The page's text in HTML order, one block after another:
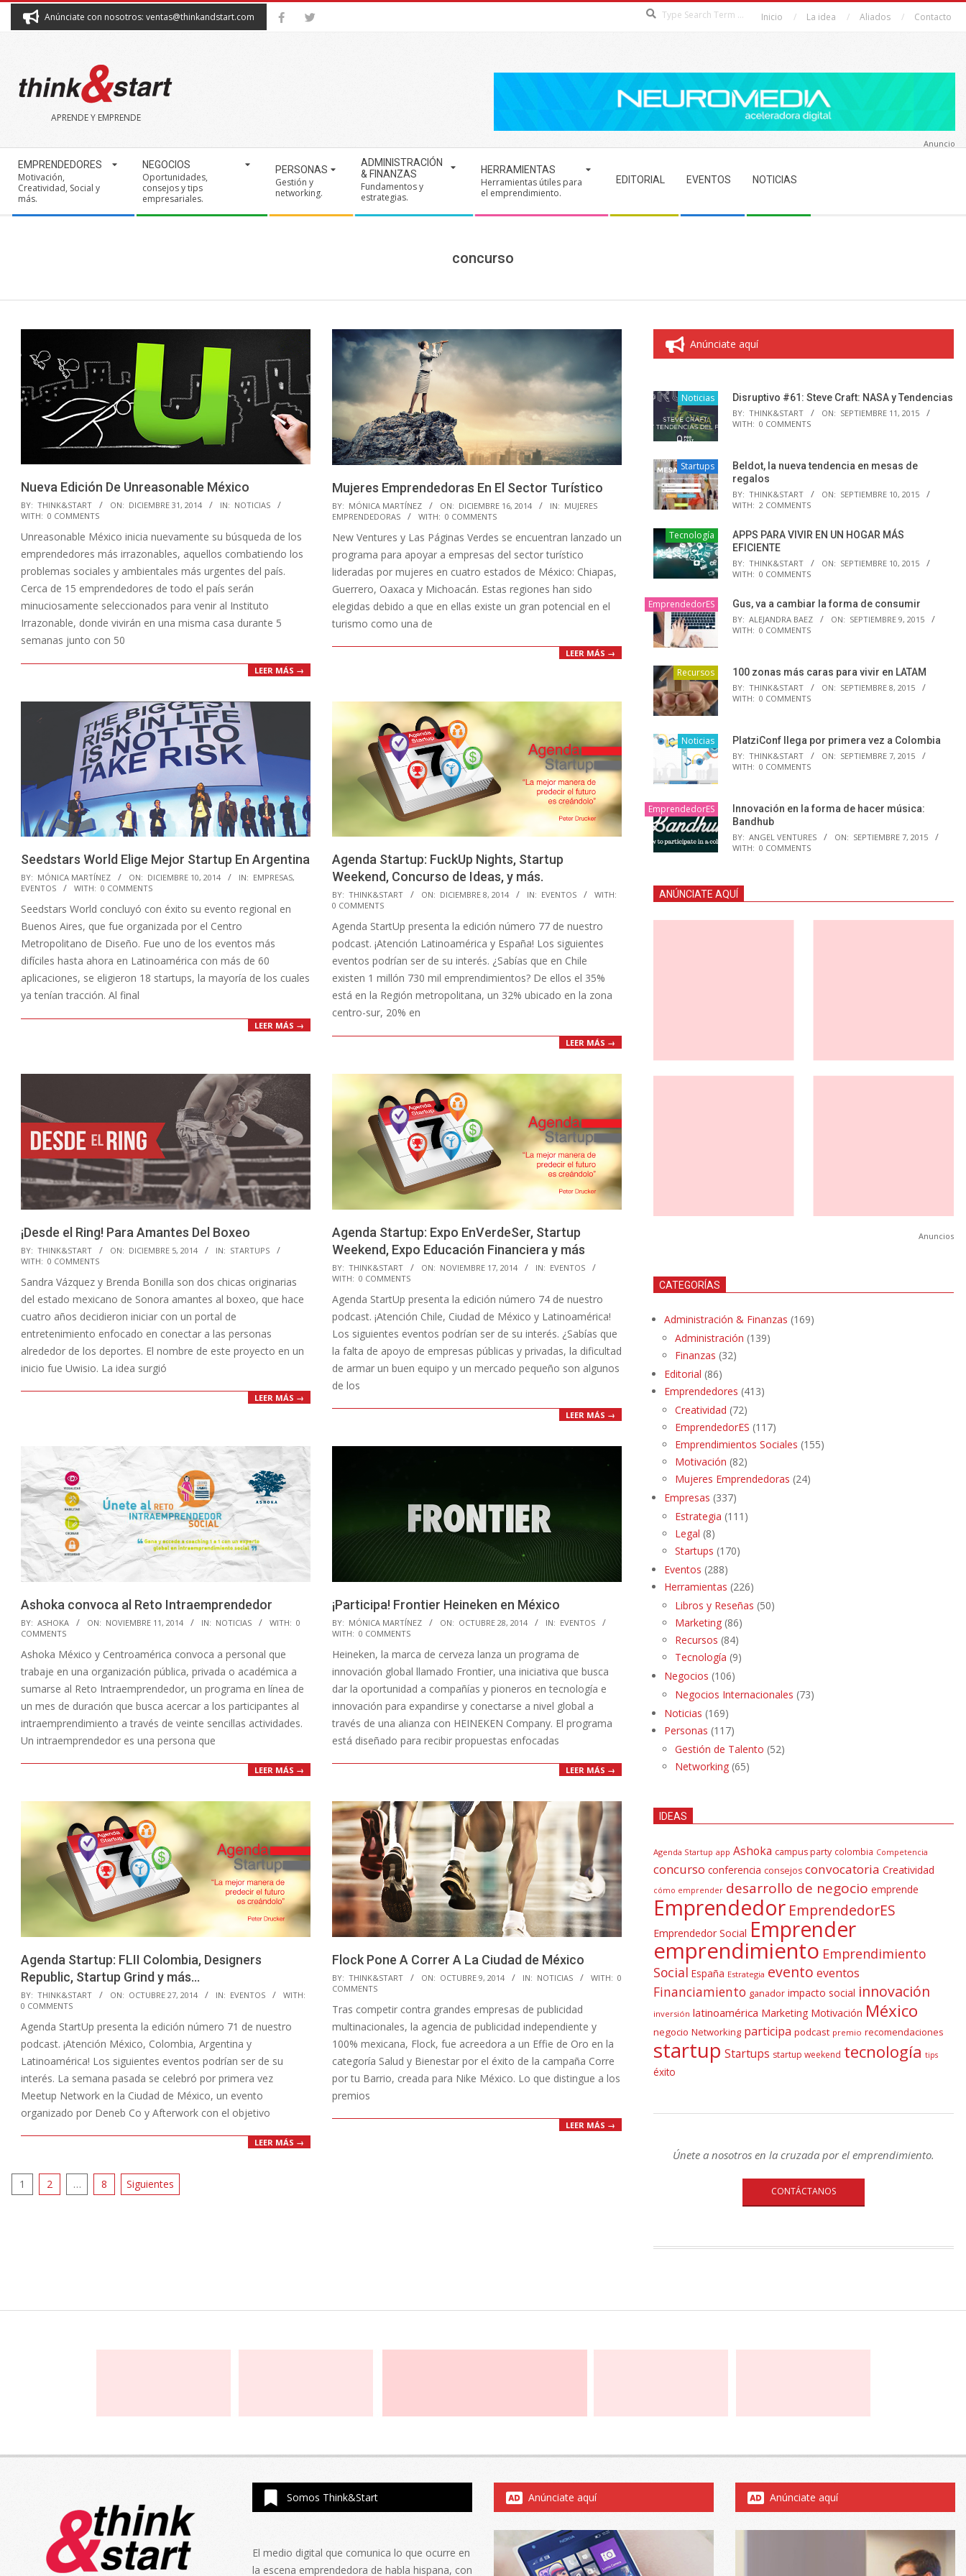
Anúnciate con nosotros: ventas@thinkandstart.com Inicio La idea Aliados Contacto
THINK&START
APRENDE Y EMPRENDE
Navigation
Menu
EMPRENDEDORES
Motivación,
Creatividad, Social y
más.
NEGOCIOS
Oportunidades,
consejos y tips
empresariales.
PERSONAS
Gestión y
networking.
ADMINISTRACIÓN
& FINANZAS
Fundamentos y
estrategias.
HERRAMIENTAS
Herramientas útiles para
el emprendimiento.
EDITORIAL EVENTOS NOTICIAS
Anuncio
concurso
Nueva Edición De Unreasonable México
2014-
12-
31
BY: THINK&START ON: DICIEMBRE 31, 2014 IN: NOTICIAS
WITH: 0 COMMENTS
Unreasonable México inicia nuevamente su búsqueda de los
emprendedores más irrazonables, aquellos combatiendo los
problemas sociales y ambientales más urgentes del país.
Cerca de 15 emprendedores de todo el país serán
minuciosamente seleccionados para venir al Instituto
Irrazonable, donde vivirán en una misma casa durante 5
semanas junto con 50
LEER MÁS →
Mujeres Emprendedoras En El Sector Turístico
2014-
12-
16
BY: MÓNICA MARTÍNEZ ON: DICIEMBRE 16, 2014 IN: MUJERES
EMPRENDEDORAS
WITH: 0 COMMENTS
New Ventures y Las Páginas Verdes se encuentran lanzado un
programa para apoyar a empresas del sector turístico
lideradas por mujeres en cuatro estados de México: Chiapas,
Guerrero, Oaxaca y Michoacán. Estas regiones han sido
elegidas debido a que en ellas existe un gran potencial en el
turismo como una de
LEER MÁS →
Seedstars World Elige Mejor Startup En Argentina
2014-
12-
10
BY: MÓNICA MARTÍNEZ ON: DICIEMBRE 10, 2014 IN: EMPRESAS,
EVENTOS
WITH: 0 COMMENTS
Seedstars World concluyó con éxito su evento regional en
Buenos Aires, que fue organizada por el Centro
Metropolitano de Diseño. Fue uno de los eventos más
difíciles hasta ahora en Latinoamérica con más de 60
aplicaciones, se eligieron 18 startups, la mayoría de los cuales
ya tenían tracción. Al final
LEER MÁS →
Agenda Startup: FuckUp Nights, Startup
Weekend, Concurso de Ideas, y más.
2014-
12-
08
BY: THINK&START ON: DICIEMBRE 8, 2014 IN: EVENTOS
WITH:
0 COMMENTS
Agenda StartUp presenta la edición número 77 de nuestro
podcast. ¡Atención Latinoamérica y España! Los siguientes
eventos podrían ser de su interés. ¿Sabías que en Chile
existen 1 millón 730 mil emprendimientos? De ellos el 35%
está en la Región metropolitana, un 32% ubicado en la zona
centro-sur, 20% en
LEER MÁS →
¡Desde el Ring! Para Amantes Del Boxeo
2014-
12-
05
BY: THINK&START ON: DICIEMBRE 5, 2014 IN: STARTUPS
WITH: 0 COMMENTS
Sandra Vázquez y Brenda Bonilla son dos chicas originarias
del estado mexicano de Sonora amantes al boxeo, que hace
cuatro años decidieron iniciar con un portal de
entretenimiento enfocado en conectar a las personas
alrededor de los deportes. El nombre de este proyecto en un
inicio fue Uwisio. La idea surgió
LEER MÁS →
Agenda Startup: Expo EnVerdeSer, Startup
Weekend, Expo Educación Financiera y más
2014-
11-
17
BY: THINK&START ON: NOVIEMBRE 17, 2014 IN: EVENTOS
WITH: 0 COMMENTS
Agenda StartUp presenta la edición número 74 de nuestro
podcast. ¡Atención Chile, Ciudad de México y Latinoamérica!
Los siguientes eventos podrían ser de su interés. ¿Sabías que
la falta de apoyo de empresas públicas y privadas, la dificultad
de armar un buen equipo y un mercado pequeño son algunos
de los
LEER MÁS →
Ashoka convoca al Reto Intraemprendedor
2014-
11-
11
BY: ASHOKA ON: NOVIEMBRE 11, 2014 IN: NOTICIAS WITH: 0
COMMENTS
Ashoka México y Centroamérica convoca a personal que
trabaje en una organización pública, privada o académica a
sumarse al Reto Intraemprendedor, un programa en línea de
un mes de duración que busca acercar a los participantes al
intraemprendimiento a través de veinte sencillas actividades.
Un intraemprendedor es una persona que
LEER MÁS →
¡Participa! Frontier Heineken en México
2014-
10-
28
BY: MÓNICA MARTÍNEZ ON: OCTUBRE 28, 2014 IN: EVENTOS
WITH: 0 COMMENTS
Heineken, la marca de cerveza lanza un programa de
innovación global llamado Frontier, una iniciativa que busca
dar la oportunidad a compañías y pioneros en tecnología e
innovación para expandirse y conectarse a nivel global a
través de una alianza con HEINEKEN Company. El programa
está diseñado para recibir propuestas enfocadas
LEER MÁS →
Agenda Startup: FLII Colombia, Designers
Republic, Startup Grind y más…
2014-
10-
27
BY: THINK&START ON: OCTUBRE 27, 2014 IN: EVENTOS
WITH:
0 COMMENTS
Agenda StartUp presenta la edición número 71 de nuestro
podcast. ¡Atención México, Colombia, Argentina y
Latinoamérica! Los siguientes eventos podrían ser de su
interés. La semana pasada se celebró por primera vez
Meetup Network en la Ciudad de México, un evento
organizado por Deneb Co y Afterwork con el objetivo
LEER MÁS →
Flock Pone A Correr A La Ciudad de México
2014-
10-
09
BY: THINK&START ON: OCTUBRE 9, 2014 IN: NOTICIAS WITH: 0
COMMENTS
Tras competir contra grandes empresas de publicidad
multinacionales, la agencia de publicidad independiente y
100% mexicana, Flock, fue acreedora a un Effie de Oro en la
categoría Salud y Bienestar por el éxito de la campaña Corre
por tu Barrio, creada para Nike México. Lo que distingue a los
premios
LEER MÁS →
Paginación
1 2 … 8 Siguientes
Anúnciate aquí
Noticias Disruptivo #61: Steve Craft: NASA y Tendencias
BY: THINK&START ON: SEPTIEMBRE 11, 2015
WITH: 0 COMMENTS
Startups
Beldot, la nueva tendencia en mesas de
regalos
BY: THINK&START ON: SEPTIEMBRE 10, 2015
WITH: 2 COMMENTS
Tecnología
APPS PARA VIVIR EN UN HOGAR MÁS
EFICIENTE
BY: THINK&START ON: SEPTIEMBRE 10, 2015
WITH: 0 COMMENTS
EmprendedorES Gus, va a cambiar la forma de consumir
BY: ALEJANDRA BAEZ ON: SEPTIEMBRE 9, 2015
WITH: 0 COMMENTS
Recursos 100 zonas más caras para vivir en LATAM
BY: THINK&START ON: SEPTIEMBRE 8, 2015
WITH: 0 COMMENTS
Noticias PlatziConf llega por primera vez a Colombia
BY: THINK&START ON: SEPTIEMBRE 7, 2015
WITH: 0 COMMENTS
EmprendedorES
Innovación en la forma de hacer música:
Bandhub
BY: ANGEL VENTURES ON: SEPTIEMBRE 7, 2015
WITH: 0 COMMENTS
ANÚNCIATE AQUÍ
Anuncios
CATEGORÍAS
Administración & Finanzas (169)
Administración (139)
Finanzas (32)
Editorial (86)
Emprendedores (413)
Creatividad (72)
EmprendedorES (117)
Emprendimientos Sociales (155)
Motivación (82)
Mujeres Emprendedoras (24)
Empresas (337)
Estrategia (111)
Legal (8)
Startups (170)
Eventos (288)
Herramientas (226)
Libros y Reseñas (50)
Marketing (86)
Recursos (84)
Tecnología (9)
Negocios (106)
Negocios Internacionales (73)
Noticias (169)
Personas (117)
Gestión de Talento (52)
Networking (65)
IDEAS
Agenda Startup app Ashoka campus party colombia Competencia
concurso conferencia consejos convocatoria Creatividad
cómo emprender desarrollo de negocio emprende
Emprendedor EmprendedorES
Emprendedor Social Emprender
emprendimiento Emprendimiento
Social España Estrategia evento eventos
Financiamiento ganador impacto social innovación
inversión latinoamérica Marketing Motivación México
negocio Networking participa podcast premio recomendaciones
startup Startups startup weekend tecnología tips
éxito
Únete a nosotros en la cruzada por el emprendimiento.
CONTÁCTANOS
Somos Think&Start
El medio digital que comunica lo que ocurre en
la escena emprendedora de habla hispana, con
Anúnciate aquí Anúnciate aquí